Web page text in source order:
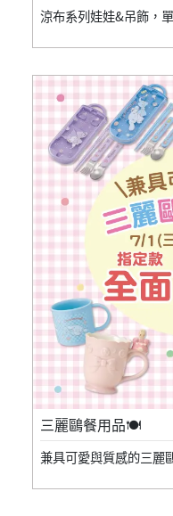
涼布系列娃娃&吊飾，
三麗鷗餐用品🍽️
兼具可愛與質感的三麗